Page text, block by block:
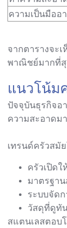
ความเป็นมืออ
จากตารางจะ
พาณิชย์มากที่
แนวโน้ม
ปัจจุบันธุรกิจอ
ความสะอาดม
เทรนด์ครัวสมั
ครัวเปิดใ
มาตรฐา
ระบบจัด
วัสดุที่ดูทั
สแตนเลสตอบ